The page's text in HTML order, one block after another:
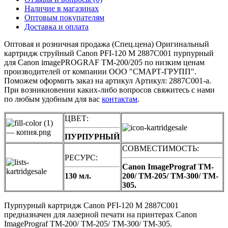
Наличие в магазинах
Оптовым покупателям
Доставка и оплата
Оптовая и розничная продажа (Спец.цена) Оригинальный
картридж струйный Canon PFI-120 M 2887C001 пурпурный
для Canon imagePROGRAF TM-200/205 по низким ценам
производителей от компании ООО "СМАРТ-ГРУПП".
Поможем оформить заказ на артикул Артикул: 2887C001-a.
При возникновении каких-либо вопросов свяжитесь с нами
по любым удобным для вас контактам.
ЦВЕТ:
ПУРПУРНЫЙ
РЕСУРС:
130 мл.
СОВМЕСТИМОСТЬ:
Canon ImagePrograf TM-
200/ TM-205/ TM-300/ TM-
305.
Пурпурный картридж Canon PFI-120 M 2887C001
предназначен для лазерной печати на принтерах Canon
ImagePrograf TM-200/ TM-205/ TM-300/ TM-305.